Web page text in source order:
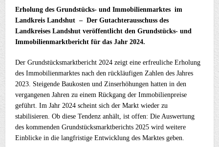
Erholung des Grundstücks- und Immobilienmarktes im
Landkreis Landshut – Der Gutachterausschuss des
Landkreises Landshut veröffentlicht den Grundstücks- und
Immobilienmarktbericht für das Jahr 2024.
Der Grundstücksmarktbericht 2024 zeigt eine erfreuliche Erholung
des Immobilienmarktes nach den rückläufigen Zahlen des Jahres
2023. Steigende Baukosten und Zinserhöhungen hatten in den
vergangenen Jahren zu einem Rückgang der Immobilienpreise
geführt. Im Jahr 2024 scheint sich der Markt wieder zu
stabilisieren. Ob diese Tendenz anhält, ist offen: Die Auswertung
des kommenden Grundstücksmarktberichts 2025 wird weitere
Einblicke in die langfristige Entwicklung des Marktes geben.